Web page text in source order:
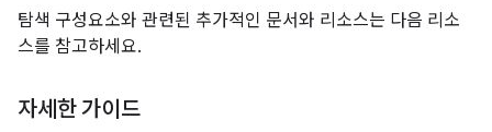
탐색 구성요소와 관련된 추가적인 문서와 리소스는 다음 리소
스를 참고하세요.
자세한 가이드